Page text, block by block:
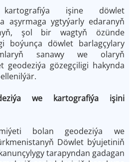
işine döwlet
aşyrmaga ygtyýarly edaranyň
şol bir wagtyň özünde
boýunça döwlet barlagçylary
sanawy we olaryň
geodeziýa gözegçiligi hakynda
we kartografiýa işini
bolan geodeziýa we
Döwlet býujetiniň
tarapyndan gadagan